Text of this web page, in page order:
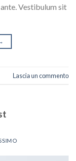
Vestibulum sit
Lascia un commento